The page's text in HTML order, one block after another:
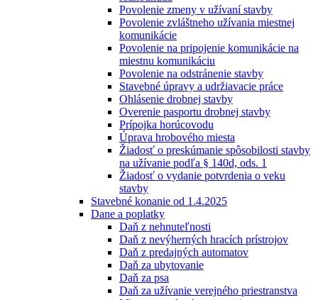
Povolenie zmeny v užívaní stavby
Povolenie zvláštneho užívania miestnej
komunikácie
Povolenie na pripojenie komunikácie na
miestnu komunikáciu
Povolenie na odstránenie stavby
Stavebné úpravy a udržiavacie práce
Ohlásenie drobnej stavby
Overenie pasportu drobnej stavby
Prípojka horúcovodu
Úprava hrobového miesta
Žiadosť o preskúmanie spôsobilosti stavby
na užívanie podľa § 140d, ods. 1
Žiadosť o vydanie potvrdenia o veku
stavby
Stavebné konanie od 1.4.2025
Dane a poplatky
Daň z nehnuteľnosti
Daň z nevýherných hracích prístrojov
Daň z predajných automatov
Daň za ubytovanie
Daň za psa
Daň za užívanie verejného priestranstva